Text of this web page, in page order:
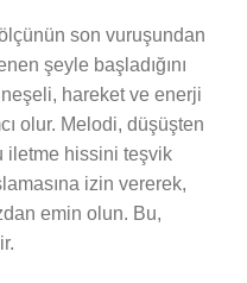
son vuruşundan
şeyle başladığını
hareket ve enerji
olur. Melodi, düşüşten
iletme hissini teşvik
izin vererek,
emin olun. Bu,